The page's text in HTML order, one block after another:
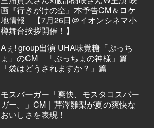
画『行きがけの空』本予告CM＆ロケ
地情報 【7月26日＠イオンシネマ小
樽舞台挨拶開催！】
Aぇ! group出演 UHA味覚糖「ぷっち
ょ」のCM 「ぷっちょの神様」篇
「袋はどうされますか？」篇
モスバーガー「爽快、モスタコスバー
ガー。」CM｜芹澤雛梨が夏の爽快な
おいしさを表現！